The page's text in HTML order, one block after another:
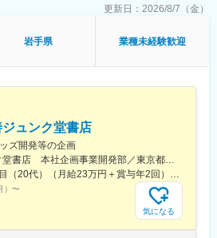
スタッフ5～15名で運営。チームワークを
環境◎
、若手や経験の浅い方であっても、発言や
す。また新しい評価制度も整備され、やる
、多くの顧客から支持され感謝されます。
って、全社員が一丸となって、目標へ向か
める業務
更新日： 2026/8/7（金）
岩手県 業種未経験歓迎
ュンク堂書店
ズ開発等の企画
株式会社丸善ジュンク堂書店 本社企画事業開発部／東京都中央区新川1-28-23 東京ダイヤビルディング5号館9階★東京メトロ「茅場町駅」徒歩8分★JR・東京メトロ「八丁堀駅」（B4出口）徒歩5分
年収300万円/入社1年目（20代）（月給23万円＋賞与年2回） 年収390万円/入社5年目（30代）（月給30万円＋賞与年2回）
〜
気になる